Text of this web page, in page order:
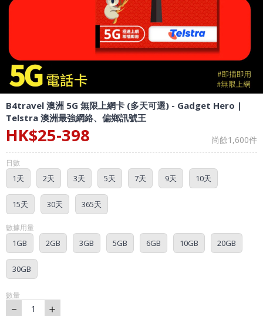
B4travel 澳洲 5G 無限上網卡 (多天可選) - Gadget Hero |
Telstra 澳洲最強網絡、偏鄉訊號王
HK$25-398 尚餘1,600件
日數
1天 2天 3天 5天 7天 9天 10天
15天 30天 365天
數據用量
1GB 2GB 3GB 5GB 6GB 10GB 20GB
30GB
數量
－ 1 ＋